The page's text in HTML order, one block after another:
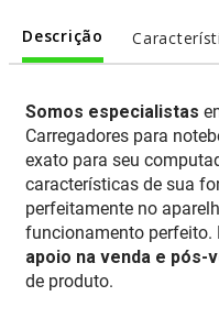
Descrição
Somos especialistas
Carregadores para
exato para seu
características de sua
perfeitamente no
funcionamento perfeito.
apoio na venda e pós-
de produto.